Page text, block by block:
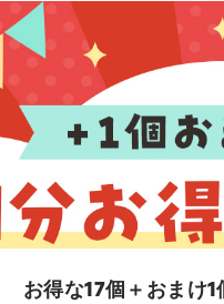
お得な17個＋おまけ1